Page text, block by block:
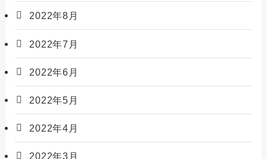
2022年8月
2022年7月
2022年6月
2022年5月
2022年4月
2022年3月